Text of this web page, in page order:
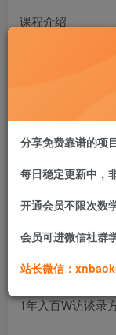
课程介绍
深度对话多位实
他们也曾身陷困
没有凭空而来的
先行者，汲取实
课程目录
1年入百W访谈录
分享免费靠谱的项
每日稳定更新中，
开通会员不限次数
会员可进微信社群
站长微信：